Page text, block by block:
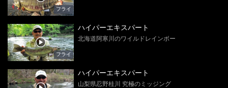
フライ
フライ
ハイパーエキスパート
北海道阿寒川のワイルドレインボー
ハイパーエキスパート
山梨県忍野桂川 究極のミッジング